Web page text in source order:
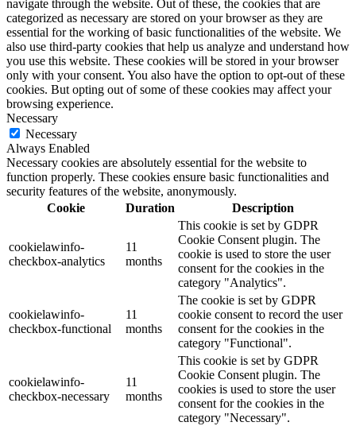
navigate through the website. Out of these, the cookies that are
categorized as necessary are stored on your browser as they are
essential for the working of basic functionalities of the website. We
also use third-party cookies that help us analyze and understand how
you use this website. These cookies will be stored in your browser
only with your consent. You also have the option to opt-out of these
cookies. But opting out of some of these cookies may affect your
browsing experience.
Necessary
Necessary
Always Enabled
Necessary cookies are absolutely essential for the website to
function properly. These cookies ensure basic functionalities and
security features of the website, anonymously.
Cookie
Duration Description
cookielawinfo-
checkbox-analytics
11
months
This cookie is set by GDPR
Cookie Consent plugin. The
cookie is used to store the user
consent for the cookies in the
category "Analytics".
cookielawinfo-
checkbox-functional
11
months
The cookie is set by GDPR
cookie consent to record the user
consent for the cookies in the
category "Functional".
cookielawinfo-
checkbox-necessary
11
months
This cookie is set by GDPR
Cookie Consent plugin. The
cookies is used to store the user
consent for the cookies in the
category "Necessary".